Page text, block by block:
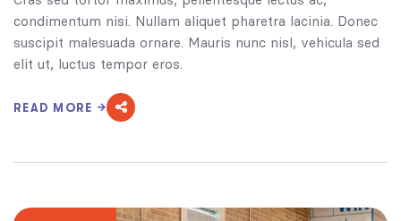
condimentum nisi. Nullam aliquet pharetra lacinia. Donec
suscipit malesuada ornare. Mauris nunc nisl, vehicula sed
elit ut, luctus tempor eros.
READ MORE